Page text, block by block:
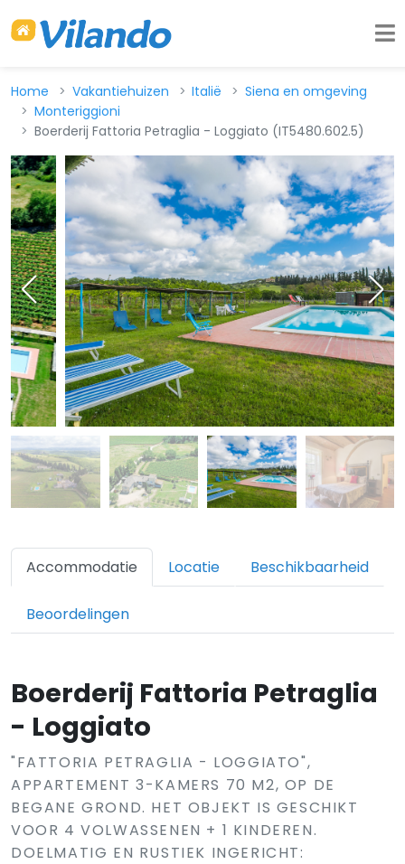
Home Vakantiehuizen Italië
Siena en omgeving
Monteriggioni
Boerderij Fattoria Petraglia - Loggiato (IT5480.602.5)
Accommodatie Locatie Beschikbaarheid
Beoordelingen
Boerderij Fattoria Petraglia
- Loggiato
"FATTORIA PETRAGLIA - LOGGIATO",
APPARTEMENT 3-KAMERS 70 M2, OP DE
BEGANE GROND. HET OBJEKT IS GESCHIKT
VOOR 4 VOLWASSENEN + 1 KINDEREN.
DOELMATIG EN RUSTIEK INGERICHT: